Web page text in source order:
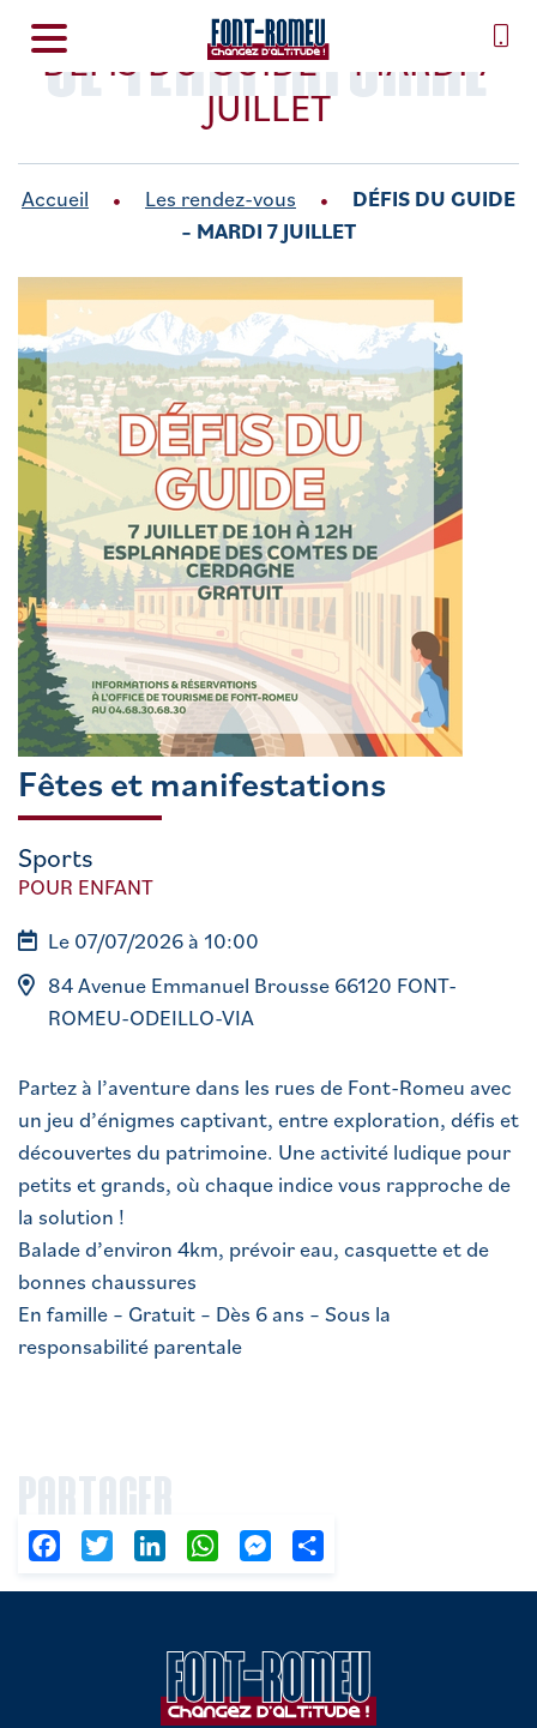
SE TENIR INFORMÉ
DÉFIS DU GUIDE – MARDI 7
JUILLET
Accueil Les rendez-vous
DÉFIS DU GUIDE
– MARDI 7 JUILLET
Fêtes et manifestations
Sports
POUR ENFANT
Le 07/07/2026 à 10:00
84 Avenue Emmanuel Brousse 66120 FONT-
ROMEU-ODEILLO-VIA
Partez à l’aventure dans les rues de Font-Romeu avec
un jeu d’énigmes captivant, entre exploration, défis et
découvertes du patrimoine. Une activité ludique pour
petits et grands, où chaque indice vous rapproche de
la solution !
Balade d’environ 4km, prévoir eau, casquette et de
bonnes chaussures
En famille – Gratuit – Dès 6 ans – Sous la
responsabilité parentale
PARTAGER
FacebookTwitter LinkedIn WhatsAppMessenger